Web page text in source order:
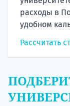
расходы в
удобном
Рассчитать